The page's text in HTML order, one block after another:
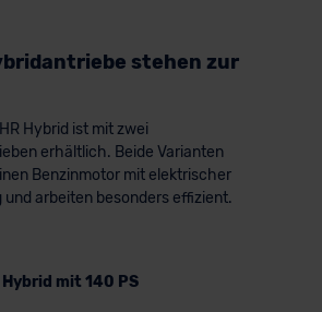
stehen zur
Hybrid ist mit zwei
erhältlich. Beide Varianten
Benzinmotor mit elektrischer
arbeiten besonders effizient.
mit 140 PS